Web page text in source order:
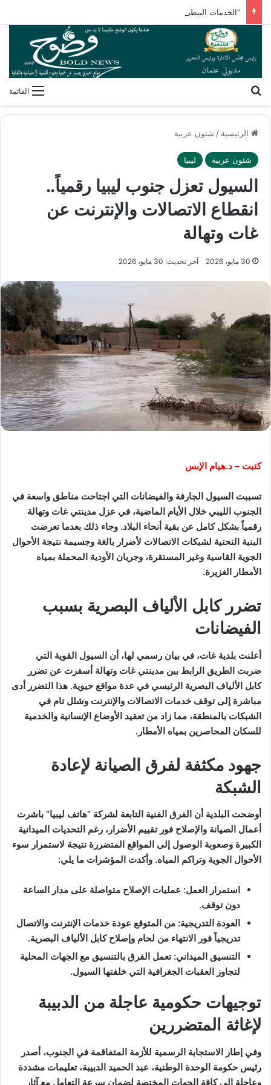
“الخدمات البيطرية” تنظم برنامجًا تدريبيًا لأنظمة سلامة الغذاء
القائمة
الرئيسية / شئون عربية
شئون عربية ليبيا
السيول تعزل جنوب ليبيا رقمياً..
انقطاع الاتصالات والإنترنت عن
غات وتهالة
30 مايو، 2026 آخر تحديث: 30 مايو، 2026
كتبت – د.هيام الإبس
تسببت السيول الجارفة والفيضانات التي اجتاحت مناطق واسعة في
الجنوب الليبي خلال الأيام الماضية، في عزل مدينتي غات وتهالة
رقمياً بشكل كامل عن بقية أنحاء البلاد. وجاء ذلك بعدما تعرضت
البنية التحتية لشبكات الاتصالات لأضرار بالغة وجسيمة نتيجة الأحوال
الجوية القاسية وغير المستقرة، وجريان الأودية المحملة بمياه
الأمطار الغزيرة.
تضرر كابل الألياف البصرية بسبب
الفيضانات
أعلنت بلدية غات، في بيان رسمي لها، أن السيول القوية التي
ضربت الطريق الرابط بين مدينتي غات وتهالة أسفرت عن تضرر
كابل الألياف البصرية الرئيسي في عدة مواقع حيوية. هذا التضرر أدى
مباشرة إلى توقف خدمات الاتصالات والإنترنت وشلل تام في
الشبكات بالمنطقة، مما زاد من تعقيد الأوضاع الإنسانية والخدمية
للسكان المحاصرين بمياه الأمطار.
جهود مكثفة لفرق الصيانة لإعادة
الشبكة
أوضحت البلدية أن الفرق الفنية التابعة لشركة “هاتف ليبيا” باشرت
أعمال الصيانة والإصلاح فور تقييم الأضرار، رغم التحديات الميدانية
الكبيرة وصعوبة الوصول إلى المواقع المتضررة نتيجة لاستمرار سوء
الأحوال الجوية وتراكم المياه. وأكدت المؤشرات ما يلي:
استمرار العمل: عمليات الإصلاح متواصلة على مدار الساعة
دون توقف.
العودة التدريجية: من المتوقع عودة خدمات الإنترنت والاتصال
تدريجياً فور الانتهاء من لحام وإصلاح كابل الألياف البصرية.
التنسيق الميداني: تعمل الفرق بالتنسيق مع الجهات المحلية
لتجاوز العقبات الجغرافية التي خلفتها السيول.
توجيهات حكومية عاجلة من الدبيبة
لإغاثة المتضررين
وفي إطار الاستجابة الرسمية للأزمة المتفاقمة في الجنوب، أصدر
رئيس حكومة الوحدة الوطنية، عبد الحميد الدبيبة، تعليمات مشددة
وعاجلة إلى كافة الجهات المختصة لضمان سرعة التعامل مع آثار